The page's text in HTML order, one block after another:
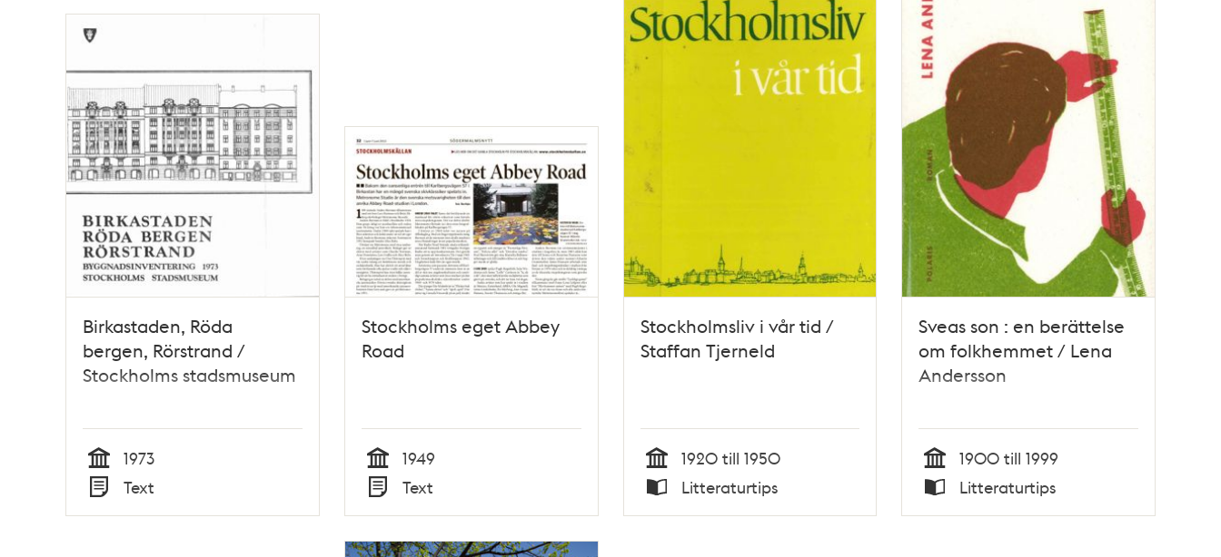
Birkastaden, Röda
bergen, Rörstrand /
Stockholms stadsmuseum
Tid
1973
Typ
Text
Stockholms eget Abbey
Road
Tid
1949
Typ
Text
Stockholmsliv i vår tid /
Staffan Tjerneld
Tid
1920 till 1950
Typ
Litteraturtips
Sveas son : en berättelse
om folkhemmet / Lena
Andersson
Tid
1900 till 1999
Typ
Litteraturtips